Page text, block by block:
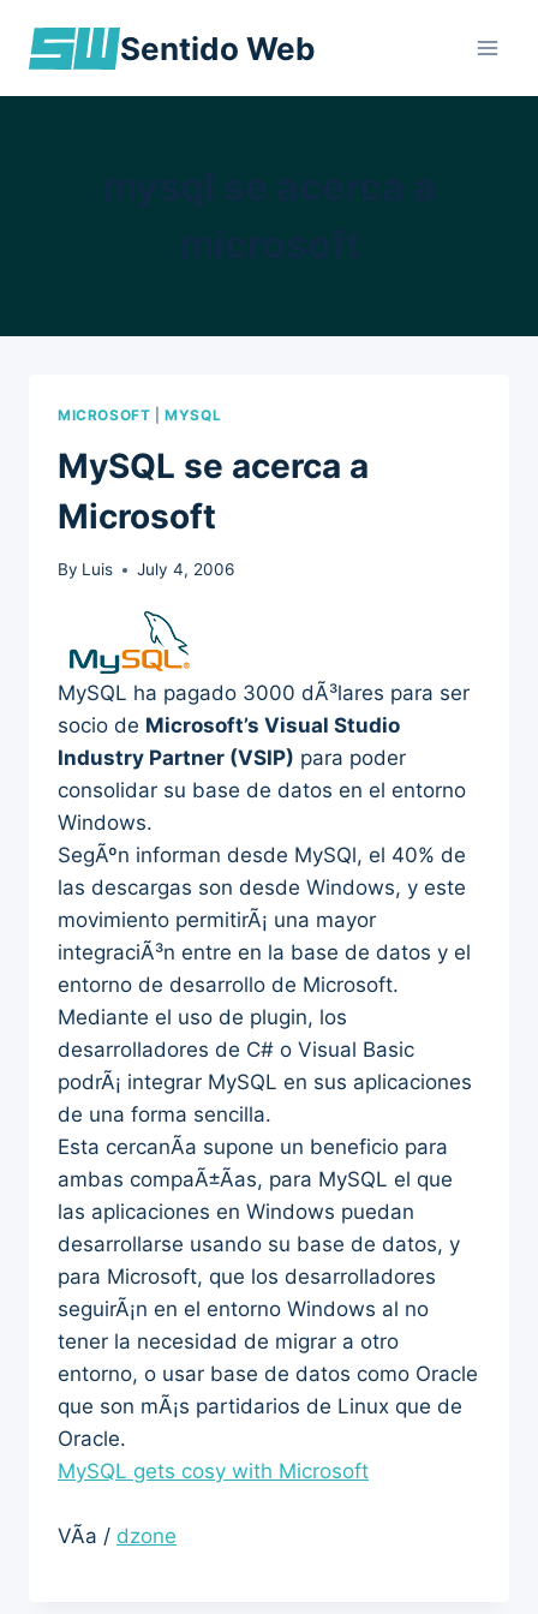
Sentido Web
MICROSOFT |MYSQL
MySQL se acerca a
Microsoft
By Luis July 4, 2006
MySQL ha pagado 3000 dÃ³lares para ser
socio de Microsoft’s Visual Studio
Industry Partner (VSIP) para poder
consolidar su base de datos en el entorno
Windows.
SegÃºn informan desde MySQl, el 40% de
las descargas son desde Windows, y este
movimiento permitirÃ¡ una mayor
integraciÃ³n entre en la base de datos y el
entorno de desarrollo de Microsoft.
Mediante el uso de plugin, los
desarrolladores de C# o Visual Basic
podrÃ¡ integrar MySQL en sus aplicaciones
de una forma sencilla.
Esta cercanÃ­a supone un beneficio para
ambas compaÃ±Ã­as, para MySQL el que
las aplicaciones en Windows puedan
desarrollarse usando su base de datos, y
para Microsoft, que los desarrolladores
seguirÃ¡n en el entorno Windows al no
tener la necesidad de migrar a otro
entorno, o usar base de datos como Oracle
que son mÃ¡s partidarios de Linux que de
Oracle.
MySQL gets cosy with Microsoft
VÃ­a / dzone